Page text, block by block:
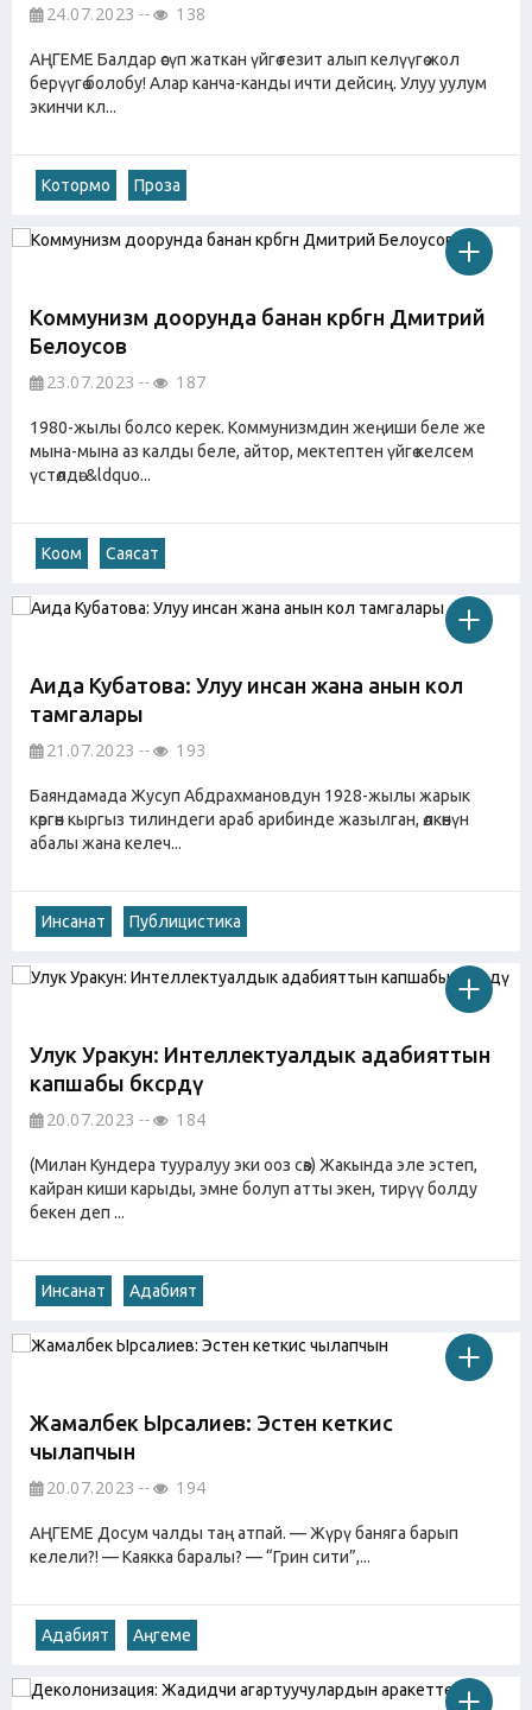
24.07.2023 138
АҢГЕМЕ Балдар өсүп жаткан үйгө гезит алып келүүгө жол
берүүгө болобу! Алар канча-канды ичти дейсиң. Улуу уулум
экинчи кл...
Котормо Проза
Коммунизм доорунда банан көрбөгөн Дмитрий
Белоусов
23.07.2023 187
1980-жылы болсо керек. Коммунизмдин жеңиши беле же
мына-мына аз калды беле, айтор, мектептен үйгө келсем
үстөлдө: &ldquo...
Коом Саясат
Аида Кубатова: Улуу инсан жана анын кол
тамгалары
21.07.2023 193
Баяндамада Жусуп Абдрахмановдун 1928-жылы жарык
көргөн кыргыз тилиндеги араб арибинде жазылган, өлкөнүн
абалы жана келеч...
Инсанат Публицистика
Улук Уракун: Интеллектуалдык адабияттын
капшабы бөксөрдү
20.07.2023 184
(Милан Кундера тууралуу эки ооз сөз) Жакында эле эстеп,
кайран киши карыды, эмне болуп атты экен, тирүү болду
бекен деп ...
Инсанат Адабият
Жамалбек Ырсалиев: Эстен кеткис
чылапчын
20.07.2023 194
АҢГЕМЕ Досум чалды таң атпай. — Жүрү баняга барып
келели?! — Каякка баралы? — “Грин сити”,...
Адабият Аңгеме